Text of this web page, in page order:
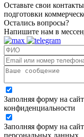
Оставьте свои
подготовки
Остались вопросы?
Напишите нам в
Заполняя форму на
конфиденциальности
Заполняя форму на
персональных данных.